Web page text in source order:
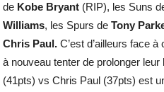
de Kobe Bryant (RIP), les Suns
Williams, les Spurs deTony
Chris Paul. C’est d’ailleurs face
à nouveau tenter de prolonger
(41pts) vs Chris Paul (37pts) est